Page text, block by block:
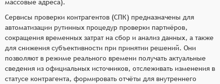
массовые адреса).
Сервисы проверки контрагентов (СПК) предназначены для
автоматизации рутинных процедур проверки партнёров,
сокращения временных затрат на сбор и анализ данных, а также
для снижения субъективности при принятии решений. Они
позволяют в режиме реального времени получать актуальные
сведения из официальных источников, отслеживать изменения в
статусе контрагента, формировать отчёты для внутреннего